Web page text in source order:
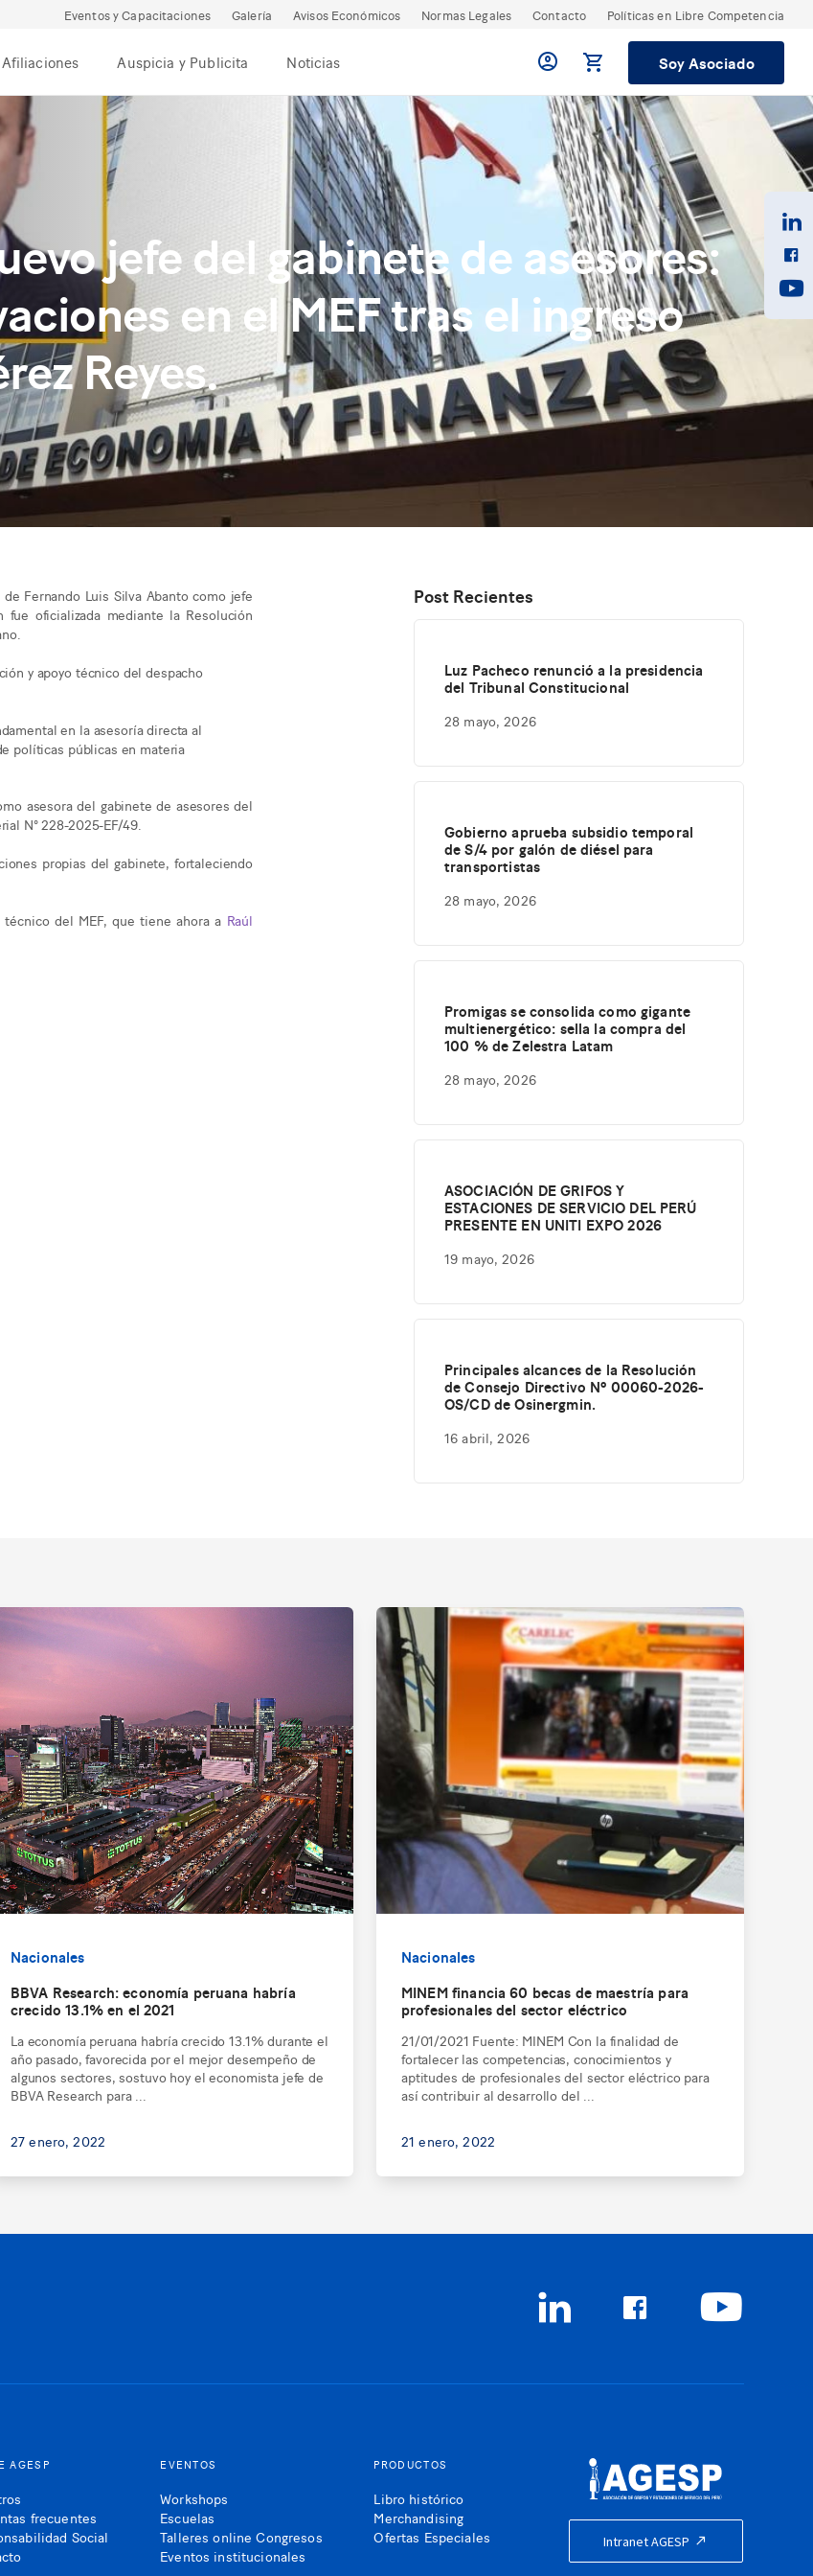
Eventos y Capacitaciones Galería Avisos Económicos Normas Legales Contacto Políticas en Libre Competencia
Afiliaciones Auspicia y Publicita Noticias Soy Asociado
jefe del gabinete de asesores:
en el MEF tras el ingreso
Reyes.
Fernando Luis Silva Abanto como jefe
oficializada mediante la Resolución
y apoyo técnico del despacho
en la asesoría directa al
políticas públicas en materia
asesora del gabinete de asesores del
N° 228-2025-EF/49.
propias del gabinete, fortaleciendo
del MEF, que tiene ahora a Raúl
Post Recientes
Luz Pacheco renunció a la presidencia
del Tribunal Constitucional
28 mayo, 2026
Gobierno aprueba subsidio temporal
de S/4 por galón de diésel para
transportistas
28 mayo, 2026
Promigas se consolida como gigante
multienergético: sella la compra del
100 % de Zelestra Latam
28 mayo, 2026
ASOCIACIÓN DE GRIFOS Y
ESTACIONES DE SERVICIO DEL PERÚ
PRESENTE EN UNITI EXPO 2026
19 mayo, 2026
Principales alcances de la Resolución
de Consejo Directivo Nº 00060-2026-
OS/CD de Osinergmin.
16 abril, 2026
Nacionales
BBVA Research: economía peruana habría
crecido 13.1% en el 2021
La economía peruana habría crecido 13.1% durante el
año pasado, favorecida por el mejor desempeño de
algunos sectores, sostuvo hoy el economista jefe de
BBVA Research para ...
27 enero, 2022
Nacionales
MINEM financia 60 becas de maestría para
profesionales del sector eléctrico
21/01/2021 Fuente: MINEM Con la finalidad de
fortalecer las competencias, conocimientos y
aptitudes de profesionales del sector eléctrico para
así contribuir al desarrollo del ...
21 enero, 2022
AGESP
frecuentes
Social
EVENTOS
Workshops
Escuelas
Talleres online Congresos
Eventos institucionales
PRODUCTOS
Libro histórico
Merchandising
Ofertas Especiales
Intranet AGESP